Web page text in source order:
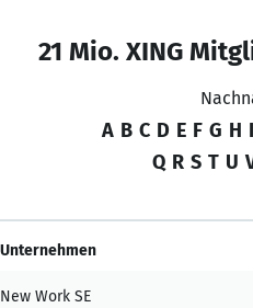
21 Mio. XING
A B C D E F G H I
Q R S T U
Unternehmen
New Work SE